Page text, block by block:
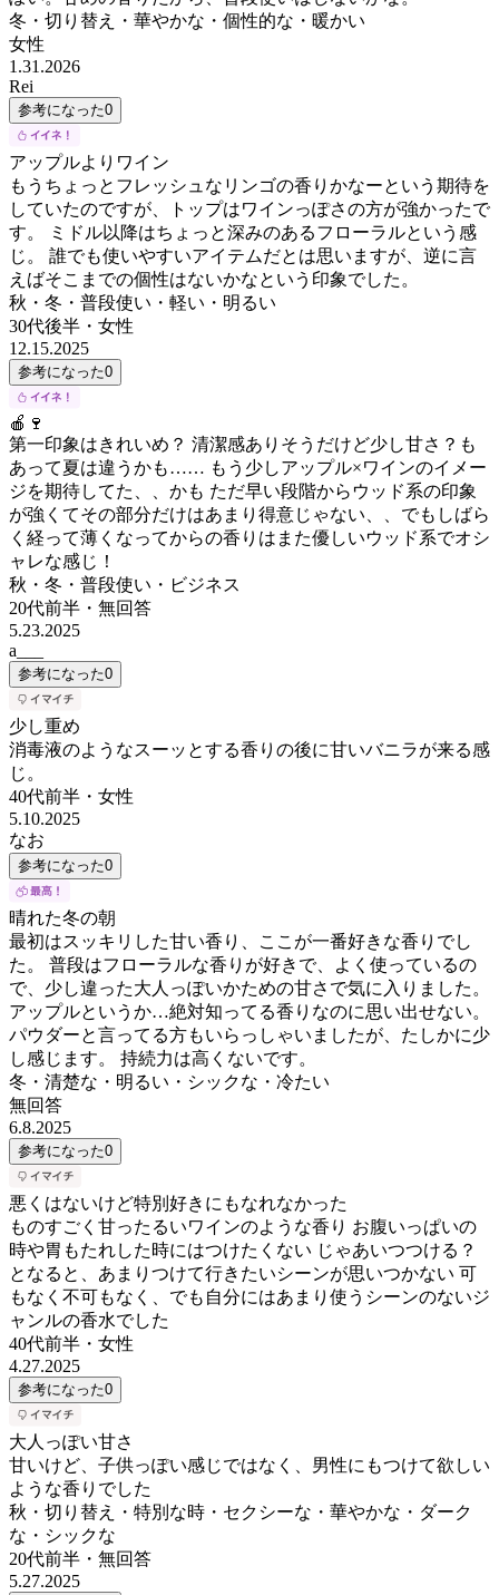
冬・切り替え・華やかな・個性的な・暖かい
女性
1.31.2026
Rei
参考になった0
アップルよりワイン
もうちょっとフレッシュなリンゴの香りかなーという期待を
していたのですが、トップはワインっぽさの方が強かったで
す。 ミドル以降はちょっと深みのあるフローラルという感
じ。 誰でも使いやすいアイテムだとは思いますが、逆に言
えばそこまでの個性はないかなという印象でした。
秋・冬・普段使い・軽い・明るい
30代後半 ・ 女性
12.15.2025
参考になった0
🍎🍷
第一印象はきれいめ？ 清潔感ありそうだけど少し甘さ？も
あって夏は違うかも…… もう少しアップル×ワインのイメー
ジを期待してた、、かも ただ早い段階からウッド系の印象
が強くてその部分だけはあまり得意じゃない、、でもしばら
く経って薄くなってからの香りはまた優しいウッド系でオシ
ャレな感じ！
秋・冬・普段使い・ビジネス
20代前半 ・ 無回答
5.23.2025
a___
参考になった0
少し重め
消毒液のようなスーッとする香りの後に甘いバニラが来る感
じ。
40代前半 ・ 女性
5.10.2025
なお
参考になった0
晴れた冬の朝
最初はスッキリした甘い香り、ここが一番好きな香りでし
た。 普段はフローラルな香りが好きで、よく使っているの
で、少し違った大人っぽいかための甘さで気に入りました。
アップルというか…絶対知ってる香りなのに思い出せない。
パウダーと言ってる方もいらっしゃいましたが、たしかに少
し感じます。 持続力は高くないです。
冬・清楚な・明るい・シックな・冷たい
無回答
6.8.2025
参考になった0
悪くはないけど特別好きにもなれなかった
ものすごく甘ったるいワインのような香り お腹いっぱいの
時や胃もたれした時にはつけたくない じゃあいつつける？
となると、あまりつけて行きたいシーンが思いつかない 可
もなく不可もなく、でも自分にはあまり使うシーンのないジ
ャンルの香水でした
40代前半 ・ 女性
4.27.2025
参考になった0
大人っぽい甘さ
甘いけど、子供っぽい感じではなく、男性にもつけて欲しい
ような香りでした
秋・切り替え・特別な時・セクシーな・華やかな・ダーク
な・シックな
20代前半 ・ 無回答
5.27.2025